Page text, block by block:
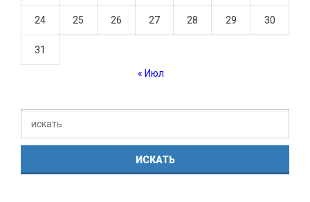
24 25 26 27 28 29 30
31
« Июл